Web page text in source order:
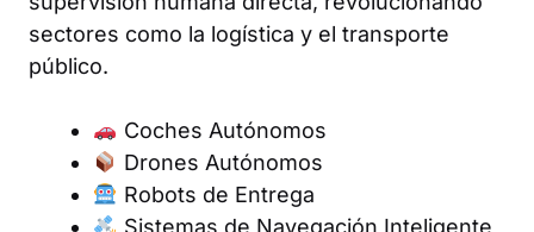
sectores como la logística y el transporte
público.
Coches Autónomos
Drones Autónomos
Robots de Entrega
Sistemas de Navegación Inteligente